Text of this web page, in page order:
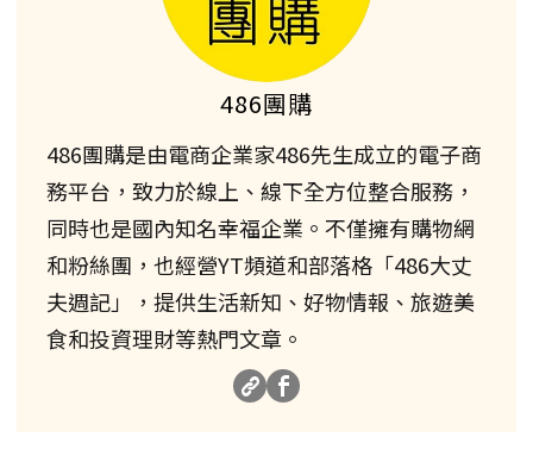
486團購
486團購是由電商企業家486先生成立的電子商
務平台，致力於線上、線下全方位整合服務，
同時也是國內知名幸福企業。不僅擁有購物網
和粉絲團，也經營YT頻道和部落格「486大丈
夫週記」，提供生活新知、好物情報、旅遊美
食和投資理財等熱門文章。